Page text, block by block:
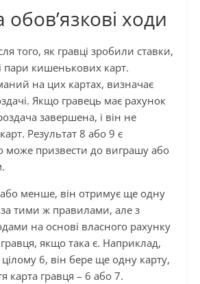
обов’язкові ходи
того, як гравці зробили ставки,
пари кишенькових карт.
на цих картах, визначає
Якщо гравець має рахунок
завершена, і він не
Результат 8 або 9 є
може призвести до виграшу або
менше, він отримує ще одну
за тими ж правилами, але з
на основі власного рахунку
гравця, якщо така є. Наприклад,
6, він бере ще одну карту,
карта гравця – 6 або 7.